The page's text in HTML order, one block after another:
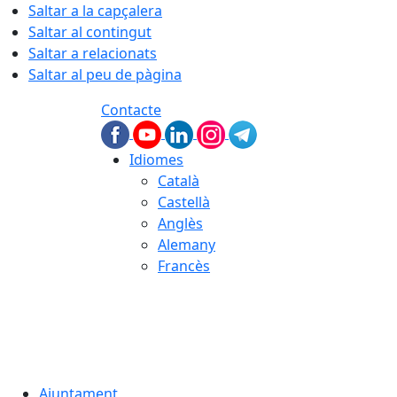
Saltar a la capçalera
Saltar al contingut
Saltar a relacionats
Saltar al peu de pàgina
Contacte
Idiomes
Català
Castellà
Anglès
Alemany
Francès